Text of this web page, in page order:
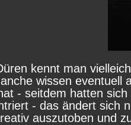
kennt man
wissen eventuell
- seitdem hatten sich
- das ändert sich
auszutoben und